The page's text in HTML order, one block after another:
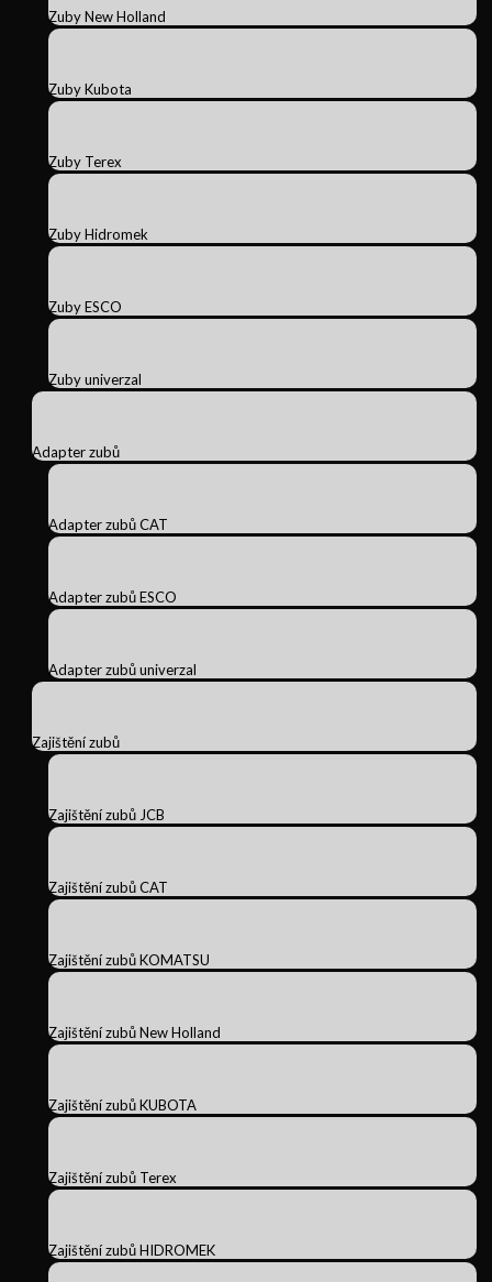
Zuby New Holland
Zuby Kubota
Zuby Terex
Zuby Hidromek
Zuby ESCO
Zuby univerzal
Adapter zubů
Adapter zubů CAT
Adapter zubů ESCO
Adapter zubů univerzal
Zajištění zubů
Zajištění zubů JCB
Zajištění zubů CAT
Zajištění zubů KOMATSU
Zajištění zubů New Holland
Zajištění zubů KUBOTA
Zajištění zubů Terex
Zajištění zubů HIDROMEK